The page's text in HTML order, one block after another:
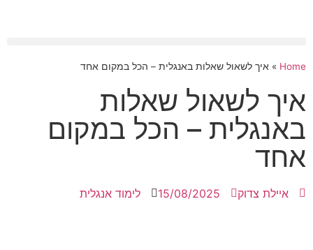
Home
» איך לשאול שאלות באנגלית – הכל במקום אחד
איך לשאול שאלות
באנגלית – הכל במקום
אחד
איילת צדוק 15/08/2025 לימוד אנגלית